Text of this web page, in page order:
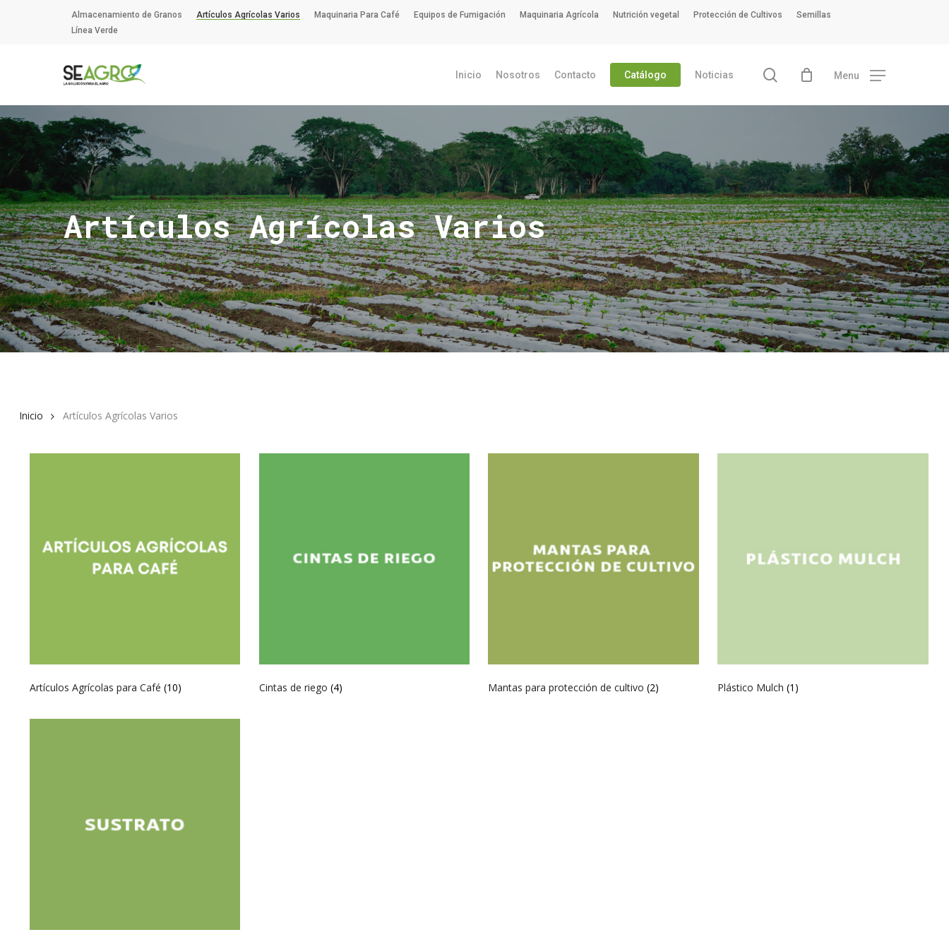
Almacenamiento de Granos Artículos Agrícolas Varios Maquinaria Para Café Equipos de Fumigación Maquinaria Agrícola Nutrición vegetal Protección de Cultivos
Semillas
Línea Verde
Hit enter to search or ESC to close
Inicio Nosotros Contacto Catálogo Noticias search Menu
Artículos Agrícolas Varios
Inicio Artículos Agrícolas Varios
Artículos Agrícolas para Café (10) Cintas de riego (4) Mantas para protección de cultivo(2) Plástico Mulch(1)